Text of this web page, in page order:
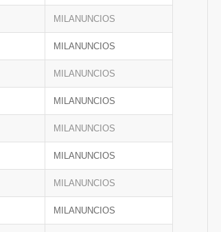
MILANUNCIOS
MILANUNCIOS
MILANUNCIOS
MILANUNCIOS
MILANUNCIOS
MILANUNCIOS
MILANUNCIOS
MILANUNCIOS